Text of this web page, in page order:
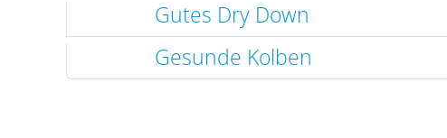
Gutes Dry Down
Gesunde Kolben